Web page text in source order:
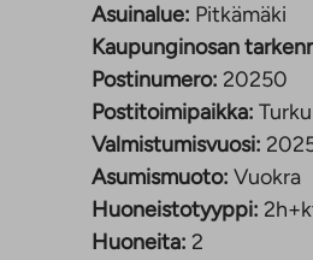
Asuinalue: Pitkämäki
Kaupunginosan
Postinumero: 20250
Postitoimipaikka: Turku
Valmistumisvuosi:
Asumismuoto: Vuokra
Huoneistotyyppi:
Huoneita: 2